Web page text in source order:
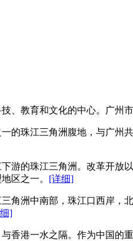
、教育和文化的中心。广州
的珠江三角洲腹地，与广州
游的珠江三角洲。改革开
区之一。 [详细]
角洲中南部，珠江口西岸，
]
香港一水之隔。作为中国